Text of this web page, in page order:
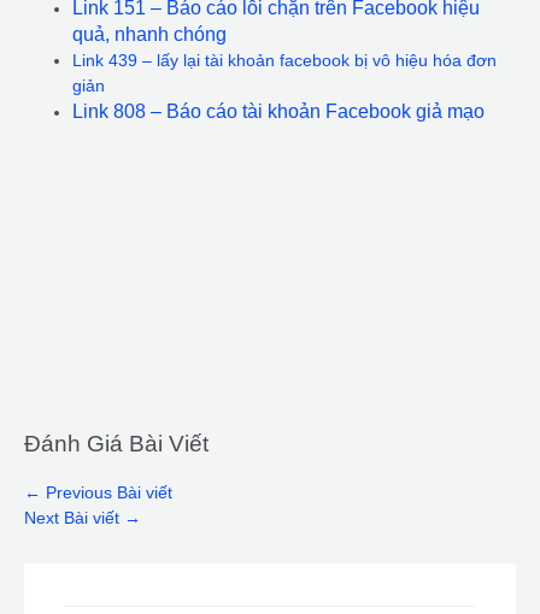
Link 151 – Báo cáo lỗi chặn trên Facebook hiệu
quả, nhanh chóng
Link 439 – lấy lại tài khoản facebook bị vô hiệu hóa đơn
giản
Link 808 – Báo cáo tài khoản Facebook giả mạo
Đánh Giá Bài Viết
← Previous Bài viết
Next Bài viết →